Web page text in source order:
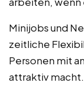
Minijobs und
zeitliche
Personen mit
attraktiv macht.